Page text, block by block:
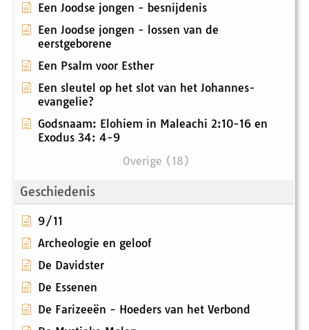
Een Joodse jongen - besnijdenis
Een Joodse jongen - lossen van de
eerstgeborene
Een Psalm voor Esther
Een sleutel op het slot van het Johannes-
evangelie?
Godsnaam: Elohiem in Maleachi 2:10-16 en
Exodus 34: 4-9
Overige (18)
Geschiedenis
9/11
Archeologie en geloof
De Davidster
De Essenen
De Farizeeën - Hoeders van het Verbond